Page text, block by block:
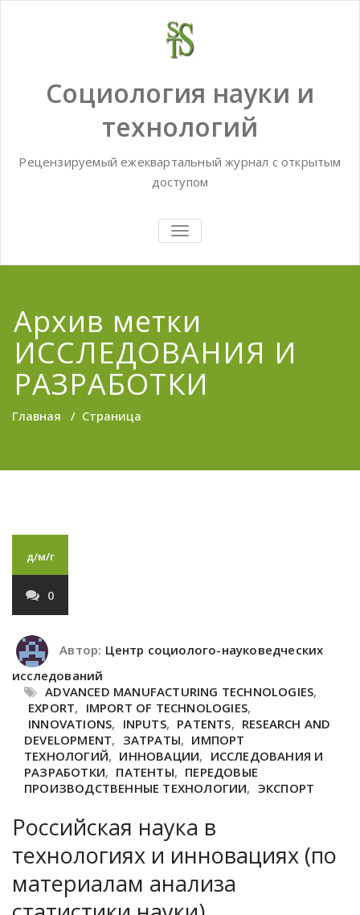
Социология науки и
технологий
Рецензируемый ежеквартальный журнал с открытым
доступом
TOGGLE
NAVIGATION
Архив метки
ИССЛЕДОВАНИЯ И
РАЗРАБОТКИ
Главная / Страница
д/м/г
0
Автор: Центр социолого-науковедческих
исследований
ADVANCED MANUFACTURING TECHNOLOGIES,
EXPORT, IMPORT OF TECHNOLOGIES,
INNOVATIONS, INPUTS, PATENTS, RESEARCH AND
DEVELOPMENT, ЗАТРАТЫ, ИМПОРТ
ТЕХНОЛОГИЙ, ИННОВАЦИИ, ИССЛЕДОВАНИЯ И
РАЗРАБОТКИ, ПАТЕНТЫ, ПЕРЕДОВЫЕ
ПРОИЗВОДСТВЕННЫЕ ТЕХНОЛОГИИ, ЭКСПОРТ
Российская наука в
технологиях и инновациях (по
материалам анализа